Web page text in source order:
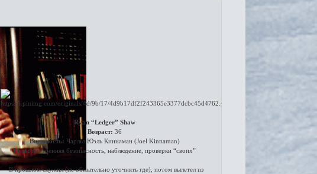
Ryan “Ledger” Shaw
Возраст: 36
Внешность: Чарльз Юэль Киннаман (Joel Kinnaman)
Роль:внутренняя безопасность, наблюдение, проверки “своих”
— В прошлом служил (не обязательно уточнять где), потом вылетел из